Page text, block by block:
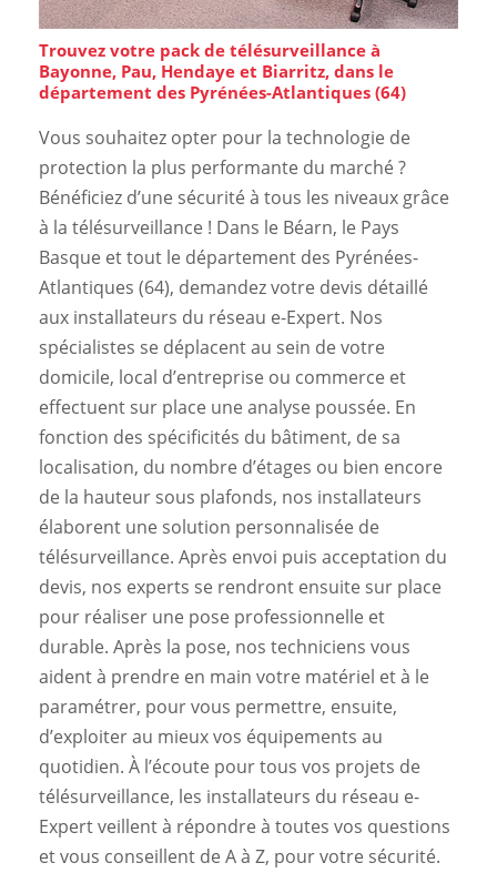
Trouvez votre pack de télésurveillance à
Bayonne, Pau, Hendaye et Biarritz, dans le
département des Pyrénées-Atlantiques (64)
Vous souhaitez opter pour la technologie de
protection la plus performante du marché ?
Bénéficiez d’une sécurité à tous les niveaux grâce
à la télésurveillance ! Dans le Béarn, le Pays
Basque et tout le département des Pyrénées-
Atlantiques (64), demandez votre devis détaillé
aux installateurs du réseau e-Expert. Nos
spécialistes se déplacent au sein de votre
domicile, local d’entreprise ou commerce et
effectuent sur place une analyse poussée. En
fonction des spécificités du bâtiment, de sa
localisation, du nombre d’étages ou bien encore
de la hauteur sous plafonds, nos installateurs
élaborent une solution personnalisée de
télésurveillance. Après envoi puis acceptation du
devis, nos experts se rendront ensuite sur place
pour réaliser une pose professionnelle et
durable. Après la pose, nos techniciens vous
aident à prendre en main votre matériel et à le
paramétrer, pour vous permettre, ensuite,
d’exploiter au mieux vos équipements au
quotidien. À l’écoute pour tous vos projets de
télésurveillance, les installateurs du réseau e-
Expert veillent à répondre à toutes vos questions
et vous conseillent de A à Z, pour votre sécurité.